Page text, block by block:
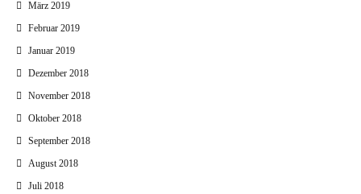
März 2019
Februar 2019
Januar 2019
Dezember 2018
November 2018
Oktober 2018
September 2018
August 2018
Juli 2018